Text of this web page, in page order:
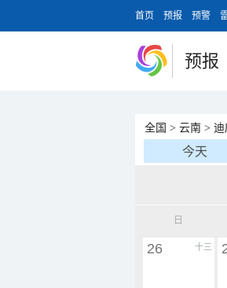
首页 预报 预警
预报
全国 > 云南 > 迪
今天
日
十三
26